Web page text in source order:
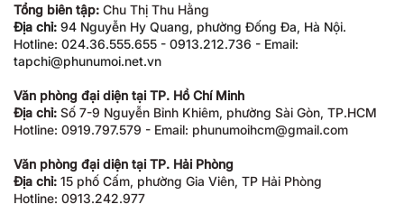
Tổng biên tập: Chu Thị Thu Hằng
Địa chỉ: 94 Nguyễn Hy Quang, phường Đống Đa, Hà Nội.
Hotline: 024.36.555.655 - 0913.212.736 - Email:
tapchi@phunumoi.net.vn
Văn phòng đại diện tại TP. Hồ Chí Minh
Địa chỉ: Số 7-9 Nguyễn Bỉnh Khiêm, phường Sài Gòn, TP.HCM
Hotline: 0919.797.579 - Email: phunumoihcm@gmail.com
Văn phòng đại diện tại TP. Hải Phòng
Địa chỉ: 15 phố Cấm, phường Gia Viên, TP Hải Phòng
Hotline: 0913.242.977